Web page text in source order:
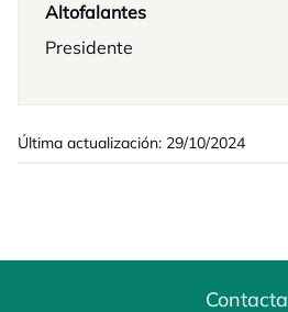
Altofalantes
Presidente
Última actualización: 29/10/2024
Contacta